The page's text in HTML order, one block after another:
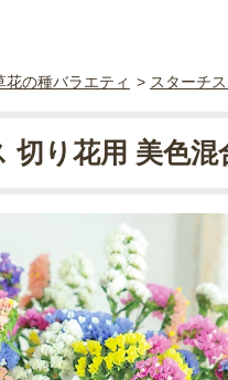
花の種バラエティ > スターチ
切り花用 美色混